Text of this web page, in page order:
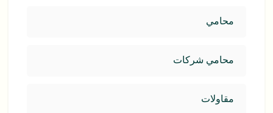
محامي
محامي شركات
مقاولات